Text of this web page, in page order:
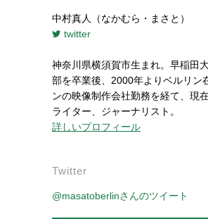
中村真人（なかむら・まさと）
twitter
神奈川県横須賀市生まれ。早稲田
部を卒業後、2000年よりベルリン
ンの映像制作会社勤務を経て、現
ライター、ジャーナリスト。
詳しいプロフィール
Twitter
@masatoberlinさんのツイート